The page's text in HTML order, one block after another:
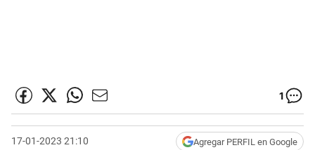
1
17-01-2023 21:10 Agregar PERFIL en Google